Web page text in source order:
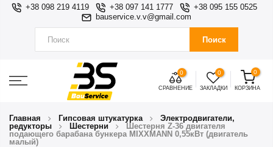
+38 098 219 4119 +38 097 141 1777
+38 095 155 0525
bauservice.v.v@gmail.com
Поиск
0
СРАВНЕНИЕ
0
ЗАКЛАДКИ
0
КОРЗИНА
Главная Гипсовая штукатурка
Электродвигатели,
редукторы
Шестерни
Шестерня Z-36 двигателя
подающего барабана бункера MIXXMANN 0,55кВт (двигатель
малый)